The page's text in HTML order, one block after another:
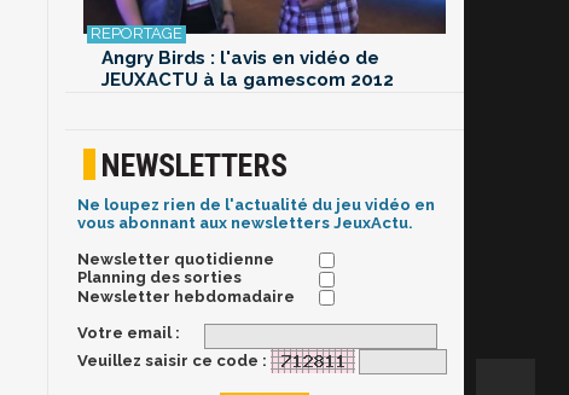
Angry Birds : l'avis en vidéo de
JEUXACTU à la gamescom 2012
NEWSLETTERS
Ne loupez rien de l'actualité du jeu vidéo en
vous abonnant aux newsletters JeuxActu.
Newsletter quotidienne
Planning des sorties
Newsletter hebdomadaire
Votre email :
Veuillez saisir ce code :